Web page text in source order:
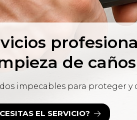
de
impecables para proteger
EL SERVICIO?